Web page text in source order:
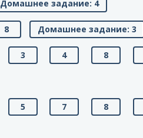
Домашнее задание: 4
8 Домашнее задание: 3
3 4 8
5 7 8